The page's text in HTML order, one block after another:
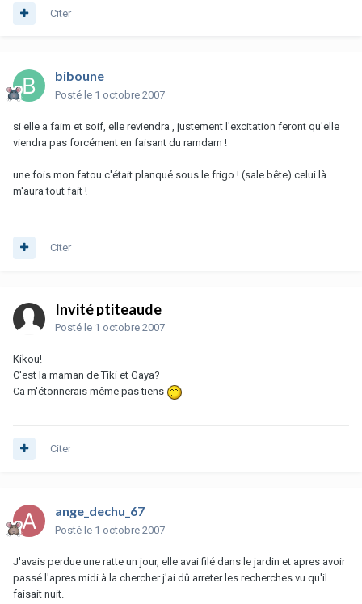
Citer
biboune
Posté le 1 octobre 2007
si elle a faim et soif, elle reviendra , justement l'excitation feront qu'elle
viendra pas forcément en faisant du ramdam !
une fois mon fatou c'était planqué sous le frigo ! (sale bête) celui là
m'aura tout fait !
Citer
Invité ptiteaude
Posté le 1 octobre 2007
Kikou!
C'est la maman de Tiki et Gaya?
Ca m'étonnerais même pas tiens
Citer
ange_dechu_67
Posté le 1 octobre 2007
J'avais perdue une ratte un jour, elle avai filé dans le jardin et apres avoir
passé l'apres midi à la chercher j'ai dû arreter les recherches vu qu'il
faisait nuit.